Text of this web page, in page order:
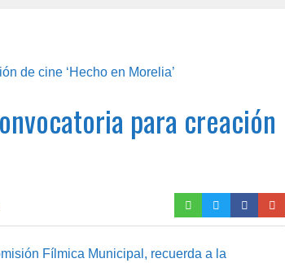
para creación
Fílmica Municipal, recuerda a la